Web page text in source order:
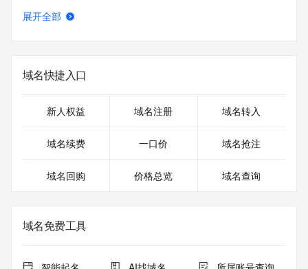
展开全部
域名快捷入口
新人权益 域名注册 域名转入
域名续费 一口价 域名抢注
域名回购 价格总览 域名查询
域名免费工具